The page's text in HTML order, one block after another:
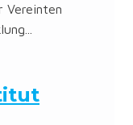
Vereinten